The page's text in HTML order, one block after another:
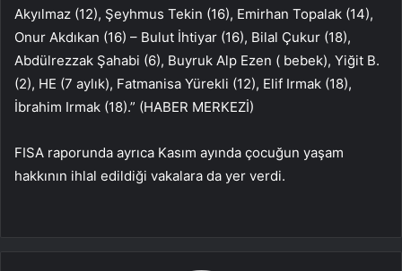
Akyılmaz (12), Şeyhmus Tekin (16), Emirhan Topalak (14),
Onur Akdıkan (16) – Bulut İhtiyar (16), Bilal Çukur (18),
Abdülrezzak Şahabi (6), Buyruk Alp Ezen ( bebek), Yiğit B.
(2), HE (7 aylık), Fatmanisa Yürekli (12), Elif Irmak (18),
İbrahim Irmak (18).” (HABER MERKEZİ)
FISA raporunda ayrıca Kasım ayında çocuğun yaşam
hakkının ihlal edildiği vakalara da yer verdi.